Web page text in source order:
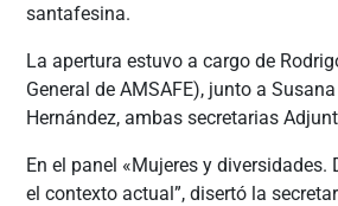
santafesina.
La apertura estuvo a cargo de
General de AMSAFE), junto a
Hernández, ambassecretarias
En el panel «Mujeres y diversidades.
el contexto actual”, disertó la